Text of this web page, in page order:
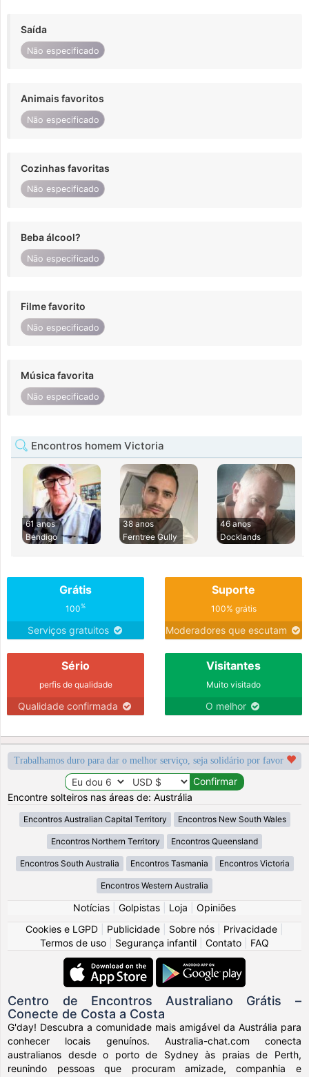
Saída
Não especificado
Animais favoritos
Não especificado
Cozinhas favoritas
Não especificado
Beba álcool?
Não especificado
Filme favorito
Não especificado
Música favorita
Não especificado
Encontros homem Victoria
61 anos
Bendigo
38 anos
Ferntree Gully
46 anos
Docklands
Grátis
100%
Serviços gratuitos
Suporte
100% grátis
Moderadores que escutam
Sério
perfis de qualidade
Qualidade confirmada
Visitantes
Muito visitado
O melhor
Trabalhamos duro para dar o melhor serviço, seja solidário por favor
Encontre solteiros nas áreas de: Austrália
Encontros Australian Capital Territory Encontros New South Wales
Encontros Northern Territory Encontros Queensland
Encontros South Australia Encontros Tasmania Encontros Victoria
Encontros Western Australia
Notícias Golpistas Loja
Opiniões
Cookies e LGPD
Publicidade Sobre nós Privacidade
Termos de uso
Segurança infantil Contato FAQ
Centro de Encontros Australiano Grátis –
Conecte de Costa a Costa
G'day! Descubra a comunidade mais amigável da Austrália para
conhecer locais genuínos. Australia-chat.com conecta
australianos desde o porto de Sydney às praias de Perth,
reunindo pessoas que procuram amizade, companhia e